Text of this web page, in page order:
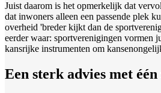
Juist daarom is het opmerkelijk dat
dat inwoners alleen een passende plek
overheid 'breder kijkt dan de
eerder waar: sportverenigingen vormen
kansrijke instrumenten om
Een sterk advies met